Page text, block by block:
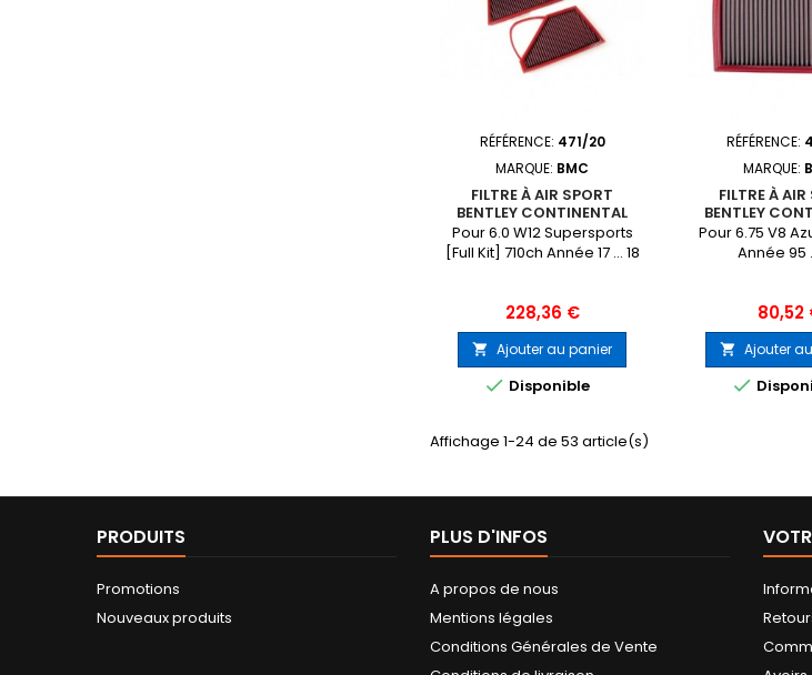
RÉFÉRENCE: 471/20
MARQUE: BMC
FILTRE À AIR SPORT
BENTLEY CONTINENTAL
Pour 6.0 W12 Supersports
[Full Kit] 710ch Année 17 ... 18
Prix
228,36 €
 Ajouter au panier
 Disponible
RÉFÉRENCE:
MARQUE:
FILTRE À
BENTLEY
Pour 6.75 V8
Année 95
Prix
80,52
 Ajouter

Affichage 1-24 de 53 article(s)
PRODUITS
Promotions
Nouveaux produits
PLUS D'INFOS
A propos de nous
Mentions légales
Conditions Générales de Vente